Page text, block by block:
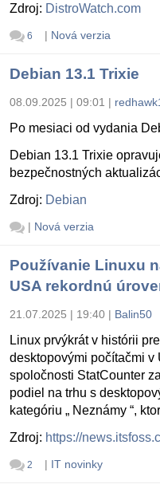
Zdroj: DistroWatch.com
6 | Nová verzia
Debian 13.1 Trixie
08.09.2025 | 09:01 |
Po mesiaci od vydania
Debian 13.1 Trixie
bezpečnostných
Zdroj: Debian
| Nová verzia
Používanie Linuxu
USA rekordnú
21.07.2025 | 19:40 | Balin50
Linux prvýkrát v histórii
desktopovými počítačmi
spoločnosti StatCounter
podiel na trhu s
kategóriu „ Neznámy “,
Zdroj: https://
2 | IT novinky